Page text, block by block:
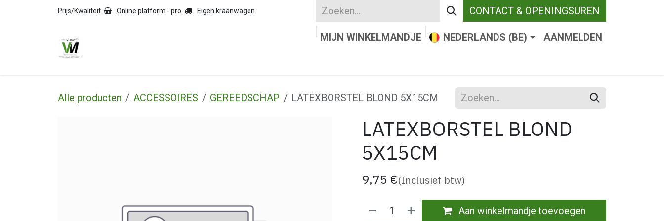
Overslaan naar inhoud
Prijs/Kwaliteit Online platform - pro Eigen kraanwagen CONTACT & OPENINGSUREN
MIJN WINKELMANDJE NEDERLANDS (BE)
AANMELDEN
Alle producten ACCESSOIRES GEREEDSCHAP LATEXBORSTEL BLOND 5X15CM
LATEXBORSTEL BLOND
5X15CM
9,75 €(Inclusief btw)
Aan winkelmandje toevoegen